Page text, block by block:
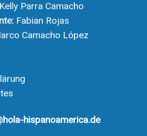
Kelly Parra Camacho
Fabian Rojas
Camacho López
hispanoamerica.de